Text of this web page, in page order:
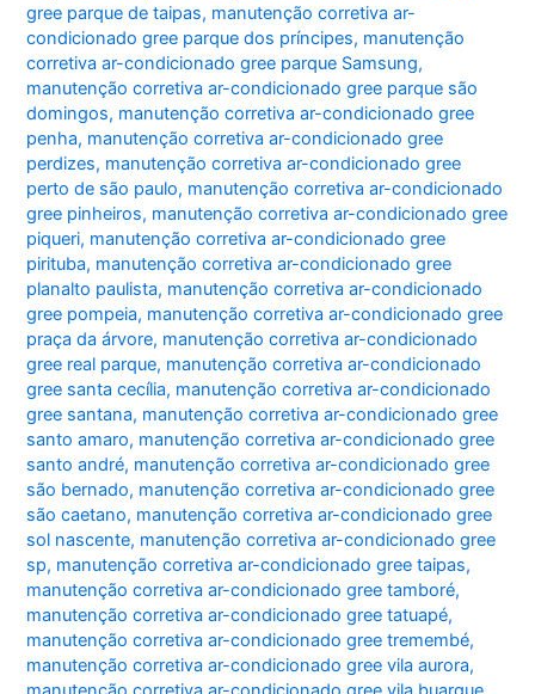
gree parque de taipas, manutenção corretiva ar-
condicionado gree parque dos príncipes, manutenção
corretiva ar-condicionado gree parque Samsung,
manutenção corretiva ar-condicionado gree parque são
domingos, manutenção corretiva ar-condicionado gree
penha, manutenção corretiva ar-condicionado gree
perdizes, manutenção corretiva ar-condicionado gree
perto de são paulo, manutenção corretiva ar-condicionado
gree pinheiros, manutenção corretiva ar-condicionado gree
piqueri, manutenção corretiva ar-condicionado gree
pirituba, manutenção corretiva ar-condicionado gree
planalto paulista, manutenção corretiva ar-condicionado
gree pompeia, manutenção corretiva ar-condicionado gree
praça da árvore, manutenção corretiva ar-condicionado
gree real parque, manutenção corretiva ar-condicionado
gree santa cecília, manutenção corretiva ar-condicionado
gree santana, manutenção corretiva ar-condicionado gree
santo amaro, manutenção corretiva ar-condicionado gree
santo andré, manutenção corretiva ar-condicionado gree
são bernado, manutenção corretiva ar-condicionado gree
são caetano, manutenção corretiva ar-condicionado gree
sol nascente, manutenção corretiva ar-condicionado gree
sp, manutenção corretiva ar-condicionado gree taipas,
manutenção corretiva ar-condicionado gree tamboré,
manutenção corretiva ar-condicionado gree tatuapé,
manutenção corretiva ar-condicionado gree tremembé,
manutenção corretiva ar-condicionado gree vila aurora,